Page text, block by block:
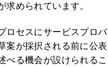
められています。
ロセスにサービスプロバ
案が採択される前に公表
べる機会が設けられるこ